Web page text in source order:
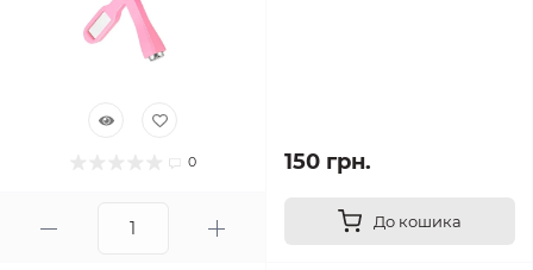
0 150 грн.
До кошика